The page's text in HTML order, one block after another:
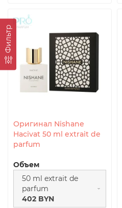
Фильтр
Оригинал Nishane
Hacivat 50 ml extrait de
parfum
Объем
50 ml extrait de
parfum
402 BYN